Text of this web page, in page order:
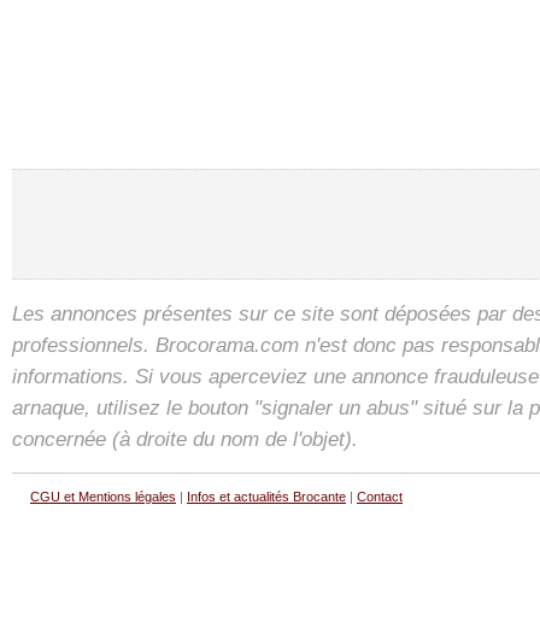
Les annonces présentes sur ce site sont déposées par
professionnels. Brocorama.com n'est donc pas
informations. Si vous aperceviez une annonce
arnaque, utilisez le bouton "signaler un abus" situé sur la
concernée (à droite du nom de l'objet).
CGU et Mentions légales | Infos et actualités Brocante | Contact